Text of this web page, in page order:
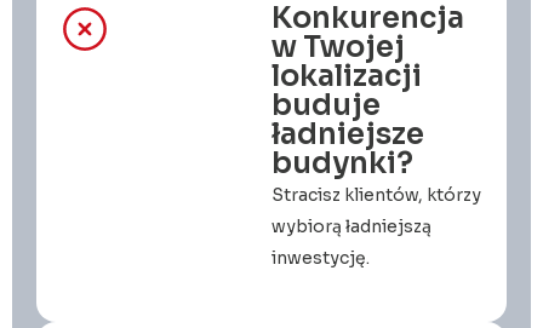
Konkurencja
w Twojej
lokalizacji
buduje
ładniejsze
budynki?
Stracisz klientów, którzy
wybiorą ładniejszą
inwestycję.